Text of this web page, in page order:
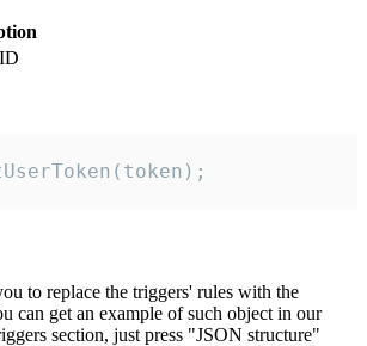
to replace the triggers' rules with the
can get an example of such object in our
section, just press "JSON structure"